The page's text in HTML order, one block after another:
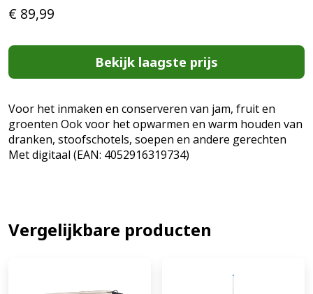
€ 89,99
Bekijk laagste prijs
Voor het inmaken en conserveren van jam, fruit en
groenten Ook voor het opwarmen en warm houden van
dranken, stoofschotels, soepen en andere gerechten
Met digitaal (EAN: 4052916319734)
Vergelijkbare producten